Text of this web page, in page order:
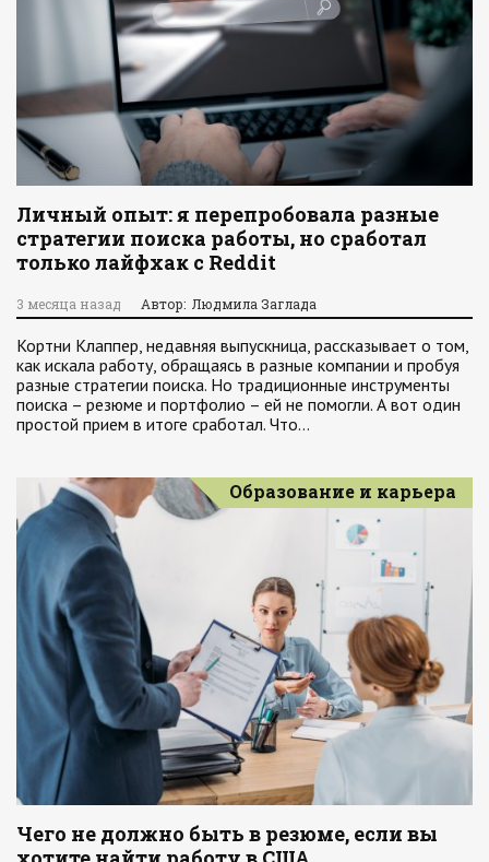
Личный опыт: я перепробовала разные
стратегии поиска работы, но сработал
только лайфхак с Reddit
3 месяца назад Автор: Людмила Заглада
Кортни Клаппер, недавняя выпускница, рассказывает о том,
как искала работу, обращаясь в разные компании и пробуя
разные стратегии поиска. Но традиционные инструменты
поиска – резюме и портфолио – ей не помогли. А вот один
простой прием в итоге сработал. Что…
Образование и карьера
Чего не должно быть в резюме, если вы